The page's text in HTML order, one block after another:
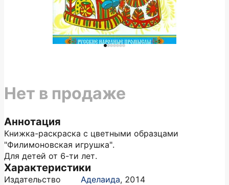
Аннотация
Книжка-раскраска с цветными образцами
"Филимоновская игрушка".
Для детей от 6-ти лет.
Характеристики
Издательство Аделаида, 2014
Нет в продаже